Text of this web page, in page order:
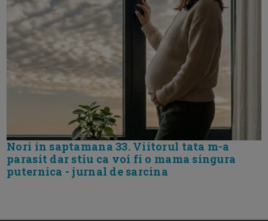
Nori in saptamana 33. Viitorul tata m-a
parasit dar stiu ca voi fi o mama singura
puternica - jurnal de sarcina